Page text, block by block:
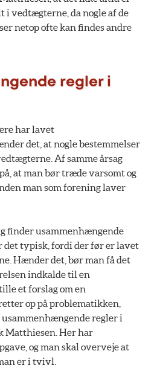
i vedtægterne, da nogle af de
netop ofte kan findes andre
regler i
har lavet
det, at nogle bestemmelser
Af samme årsag
at man bør træde varsomt og
man som forening laver
finder usammenhængende
det typisk, fordi der før er lavet
Hænder det, bør man få det
indkalde til en
et forslag om en
op på problematikken,
usammenhængende regler i
Matthiesen. Her har
og man skal overveje at
er i tvivl.